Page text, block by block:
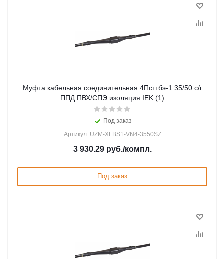
Муфта кабельная соединительная 4Псттбэ-1 35/50 с/г
ППД ПВХ/СПЭ изоляция IEK (1)
Под заказ
Артикул: UZM-XLBS1-VN4-3550SZ
3 930.29руб./компл.
Под заказ